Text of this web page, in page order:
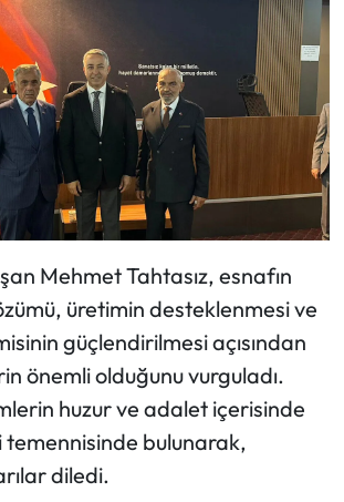
Mehmet Tahtasız, esnafın
üretimin desteklenmesi ve
güçlendirilmesi açısından
önemli olduğunu vurguladı.
huzur ve adalet içerisinde
temennisinde bulunarak,
diledi.
Haberleri